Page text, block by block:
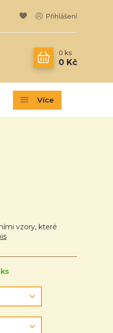
Přihlášení
0 ks
0 Kč
Více
vzory, které